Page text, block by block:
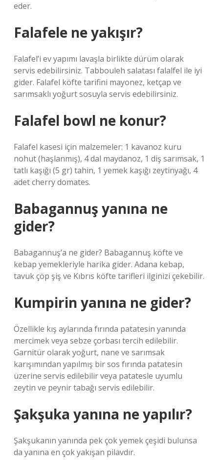
eder.
Falafele ne yakışır?
Falafel’i ev yapımı lavaşla birlikte dürüm olarak
servis edebilirsiniz. Tabbouleh salatası falalfel ile iyi
gider. Falafel köfte tarifini mayonez, ketçap ve
sarımsaklı yoğurt sosuyla servis edebilirsiniz.
Falafel bowl ne konur?
Falafel kasesi için malzemeler: 1 kavanoz kuru
nohut (haşlanmış), 4 dal maydanoz, 1 diş sarımsak, 1
tatlı kaşığı (5 gr) tahin, 1 yemek kaşığı zeytinyağı, 4
adet cherry domates.
Babagannuş yanına ne
gider?
Babagannuş’a ne gider? Babagannuş köfte ve
kebap yemekleriyle harika gider. Adana kebap,
tavuk çöp şiş ve Kıbrıs köfte tarifleri ilginizi çekebilir.
Kumpirin yanına ne gider?
Özellikle kış aylarında fırında patatesin yanında
mercimek veya sebze çorbası tercih edilebilir.
Garnitür olarak yoğurt, nane ve sarımsak
karışımından yapılmış bir sos fırında patatesin
üzerine servis edilebilir veya patatesle uyumlu
zeytin ve peynir tabağı servis edilebilir.
Şakşuka yanına ne yapılır?
Şakşukanın yanında pek çok yemek çeşidi bulunsa
da yanına en çok yakışan pilavdır.